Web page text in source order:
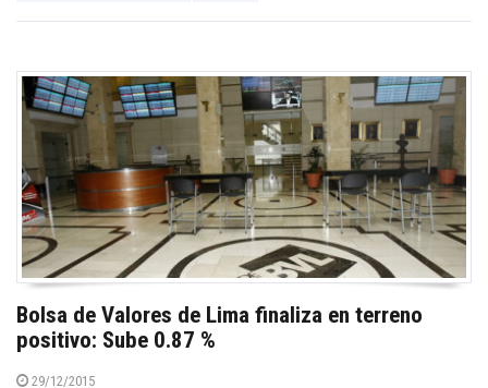
Bolsa de Valores de Lima finaliza en terreno
positivo: Sube 0.87 %
29/12/2015